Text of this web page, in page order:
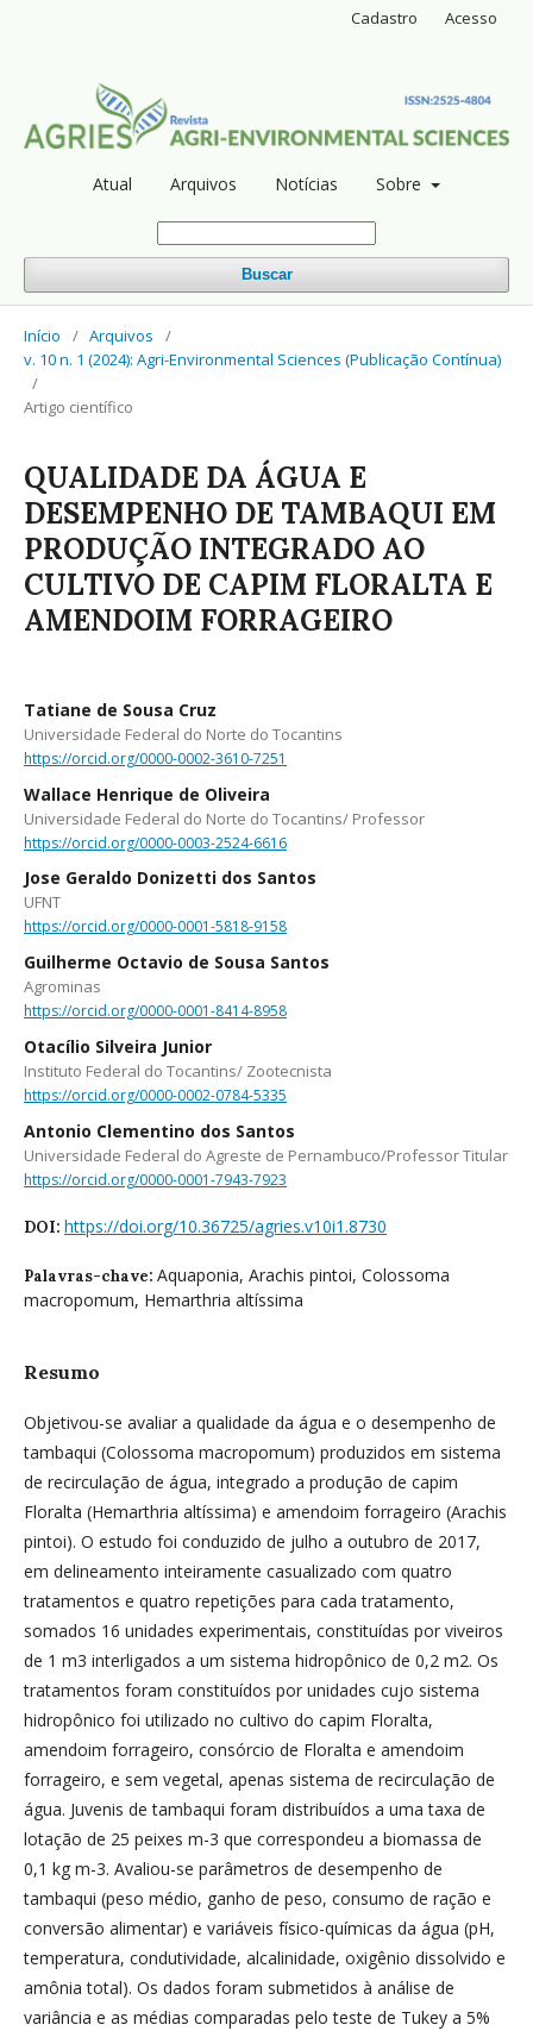
Atual Arquivos Notícias Sobre
Buscar
Cadastro Acesso
Início / Arquivos
/
v. 10 n. 1 (2024): Agri-Environmental Sciences (Publicação Contínua)
/
Artigo científico
QUALIDADE DA ÁGUA E
DESEMPENHO DE TAMBAQUI EM
PRODUÇÃO INTEGRADO AO
CULTIVO DE CAPIM FLORALTA E
AMENDOIM FORRAGEIRO
Tatiane de Sousa Cruz
Universidade Federal do Norte do Tocantins
https://orcid.org/0000-0002-3610-7251
Wallace Henrique de Oliveira
Universidade Federal do Norte do Tocantins/ Professor
https://orcid.org/0000-0003-2524-6616
Jose Geraldo Donizetti dos Santos
UFNT
https://orcid.org/0000-0001-5818-9158
Guilherme Octavio de Sousa Santos
Agrominas
https://orcid.org/0000-0001-8414-8958
Otacílio Silveira Junior
Instituto Federal do Tocantins/ Zootecnista
https://orcid.org/0000-0002-0784-5335
Antonio Clementino dos Santos
Universidade Federal do Agreste de Pernambuco/Professor Titular
https://orcid.org/0000-0001-7943-7923
DOI: https://doi.org/10.36725/agries.v10i1.8730
Palavras-chave: Aquaponia, Arachis pintoi, Colossoma
macropomum, Hemarthria altíssima
Resumo
Objetivou-se avaliar a qualidade da água e o desempenho de
tambaqui (Colossoma macropomum) produzidos em sistema
de recirculação de água, integrado a produção de capim
Floralta (Hemarthria altíssima) e amendoim forrageiro (Arachis
pintoi). O estudo foi conduzido de julho a outubro de 2017,
em delineamento inteiramente casualizado com quatro
tratamentos e quatro repetições para cada tratamento,
somados 16 unidades experimentais, constituídas por viveiros
de 1 m3 interligados a um sistema hidropônico de 0,2 m2. Os
tratamentos foram constituídos por unidades cujo sistema
hidropônico foi utilizado no cultivo do capim Floralta,
amendoim forrageiro, consórcio de Floralta e amendoim
forrageiro, e sem vegetal, apenas sistema de recirculação de
água. Juvenis de tambaqui foram distribuídos a uma taxa de
lotação de 25 peixes m-3 que correspondeu a biomassa de
0,1 kg m-3. Avaliou-se parâmetros de desempenho de
tambaqui (peso médio, ganho de peso, consumo de ração e
conversão alimentar) e variáveis físico-químicas da água (pH,
temperatura, condutividade, alcalinidade, oxigênio dissolvido e
amônia total). Os dados foram submetidos à análise de
variância e as médias comparadas pelo teste de Tukey a 5%